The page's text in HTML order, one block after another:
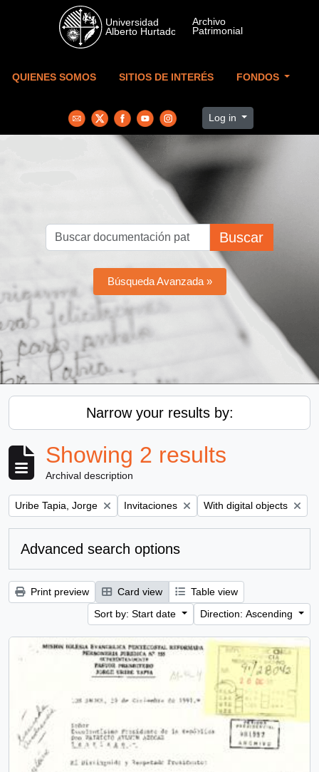
Skip to main content
QUIENES SOMOS SITIOS DE INTERÉS FONDOS
Log in
Buscar
Búsqueda Avanzada »
Narrow your results by:
Showing 2 results
Archival description
Remove filter:
Uribe Tapia, Jorge Remove filter:
Invitaciones Remove filter:
With digital objects
Advanced search options
Print preview Card view
Table view
Sort by: Start date
Direction: Ascending